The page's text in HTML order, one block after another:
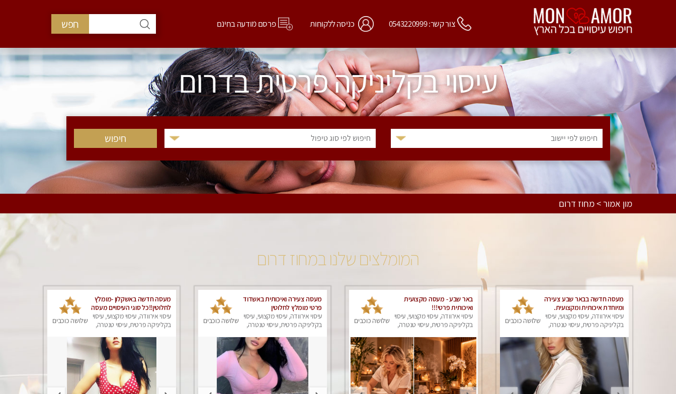
צור קשר: 0543220999 כניסה ללקוחות פרסם מודעה בחינם חפש
עיסוי בקליניקה פרטית בדרום
חיפוש לפי יישוב חיפוש לפי סוג טיפול
מון אמור > מחוז דרום
המומלצים שלנו במחוז דרום
מעסה חדשה בבאר שבע צעירה
ומיוחדת איכותית ומקצועית.
עיסוי אירוודה, עיסוי מקצועי, עיסוי
בקליניקה פרטית, עיסוי טנטרה,
שלושה כוכבים
באר שבע - מעסה מקצועית
ואיכותית פרטי!!!
עיסוי אירוודה, עיסוי מקצועי, עיסוי
בקליניקה פרטית, עיסוי טנטרה,
שלושה כוכבים
מעסה צעירה ואיכותית באשדוד
פרטי מומלץ לחלוטין
עיסוי אירוודה, עיסוי מקצועי, עיסוי
בקליניקה פרטית, עיסוי טנטרה,
שלושה כוכבים
מעסה חדשה באשקלון -מומלץ
לחלוטין!!כל סוגי העיסויים מעסה
מקצועית ואיכותית פרטי!!!
עיסוי אירוודה, עיסוי מקצועי, עיסוי
בקליניקה פרטית, עיסוי טנטרה,
שלושה כוכבים